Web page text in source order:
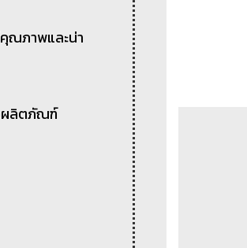
ณภาพและน่า
ผลิตภัณฑ์